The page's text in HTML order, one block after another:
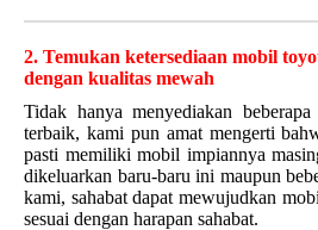
2. Temukan ketersediaan mobil
dengan kualitas mewah
Tidak hanya menyediakan beberapa
terbaik, kami pun amat mengerti
pasti memiliki mobil impiannya
dikeluarkan baru-baru ini maupun
kami, sahabat dapat mewujudkan
sesuai dengan harapan sahabat.